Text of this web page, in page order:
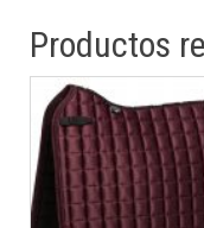
Productos